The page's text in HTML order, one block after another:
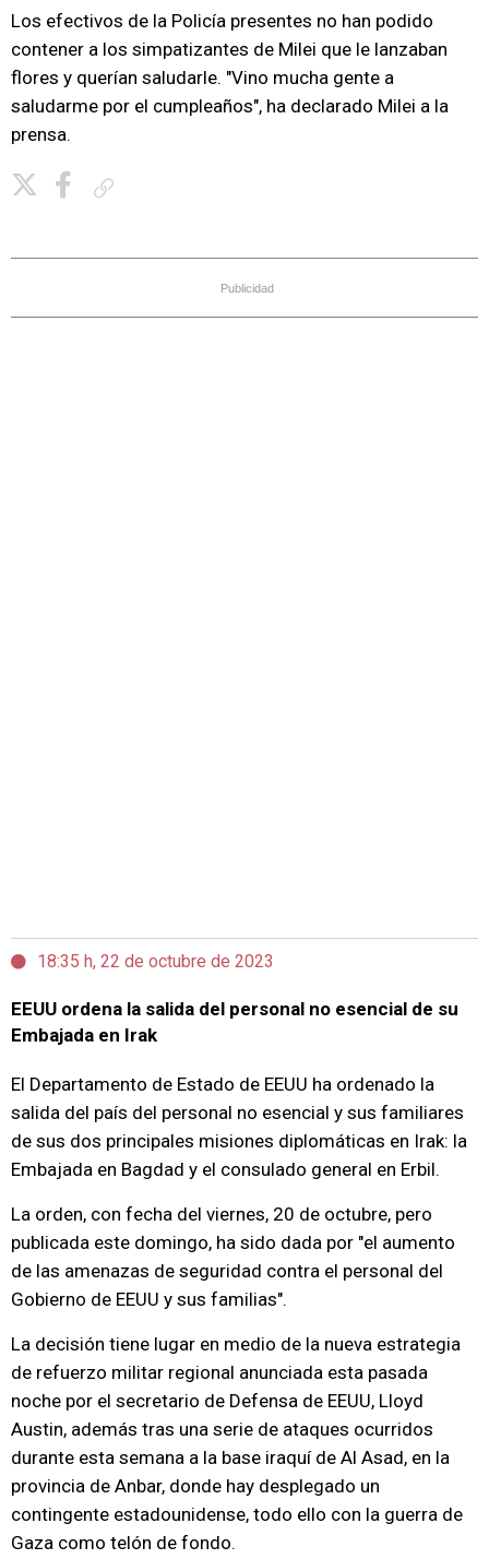
Los efectivos de la Policía presentes no han podido
contener a los simpatizantes de Milei que le lanzaban
flores y querían saludarle. "Vino mucha gente a
saludarme por el cumpleaños", ha declarado Milei a la
prensa.
Publicidad
18:35 h, 22 de octubre de 2023
EEUU ordena la salida del personal no esencial de su
Embajada en Irak
El Departamento de Estado de EEUU ha ordenado la
salida del país del personal no esencial y sus familiares
de sus dos principales misiones diplomáticas en Irak: la
Embajada en Bagdad y el consulado general en Erbil.
La orden, con fecha del viernes, 20 de octubre, pero
publicada este domingo, ha sido dada por "el aumento
de las amenazas de seguridad contra el personal del
Gobierno de EEUU y sus familias".
La decisión tiene lugar en medio de la nueva estrategia
de refuerzo militar regional anunciada esta pasada
noche por el secretario de Defensa de EEUU, Lloyd
Austin, además tras una serie de ataques ocurridos
durante esta semana a la base iraquí de Al Asad, en la
provincia de Anbar, donde hay desplegado un
contingente estadounidense, todo ello con la guerra de
Gaza como telón de fondo.